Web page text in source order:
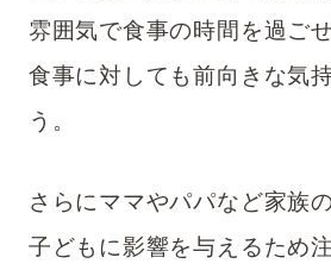
雰囲気で食事の時間を過ご
食事に対しても前向きな気
う。
さらにママやパパなど家族
子どもに影響を与えるため